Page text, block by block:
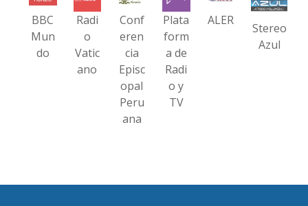
BBC
Mun
do
Radi
o
Vatic
ano
Conf
eren
cia
Episc
opal
Peru
ana
Plata
form
a de
Radi
o y
TV
ALER
Stereo
Azul